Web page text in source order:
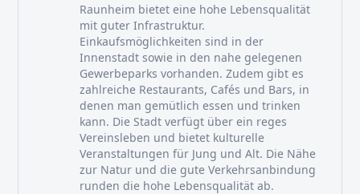
Raunheim bietet eine hohe Lebensqualität
mit guter Infrastruktur.
Einkaufsmöglichkeiten sind in der
Innenstadt sowie in den nahe gelegenen
Gewerbeparks vorhanden. Zudem gibt es
zahlreiche Restaurants, Cafés und Bars, in
denen man gemütlich essen und trinken
kann. Die Stadt verfügt über ein reges
Vereinsleben und bietet kulturelle
Veranstaltungen für Jung und Alt. Die Nähe
zur Natur und die gute Verkehrsanbindung
runden die hohe Lebensqualität ab.